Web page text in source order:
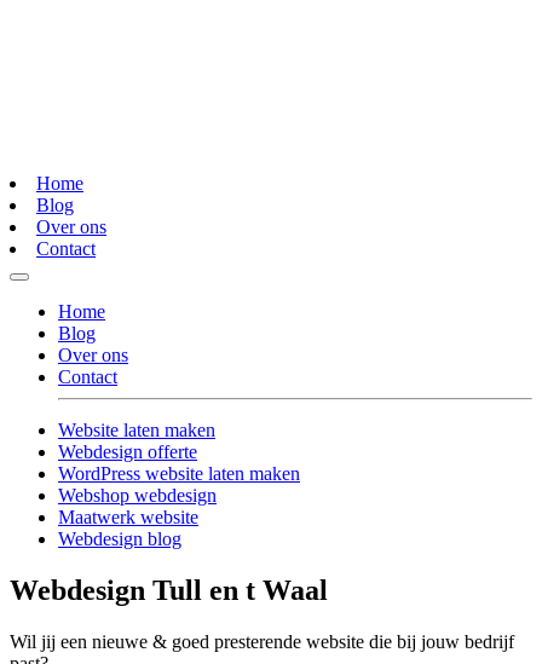
Home
Blog
Over ons
Contact
Home
Blog
Over ons
Contact
Website laten maken
Webdesign offerte
WordPress website laten maken
Webshop webdesign
Maatwerk website
Webdesign blog
Webdesign Tull en t Waal
Wil jij een nieuwe & goed presterende website die bij jouw bedrijf